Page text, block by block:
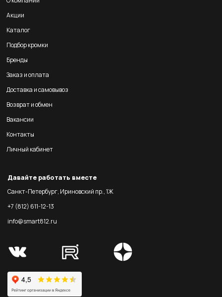
Акции
Каталог
Подбор кромки
Бренды
Заказ и оплата
Доставка и самовывоз
Возврат и обмен
Вакансии
Контакты
Личный кабинет
Давайте работать вместе
Санкт-Петербург, Ириновский пр., 1Ж
+7 (812) 611-12-13
info@smart812.ru